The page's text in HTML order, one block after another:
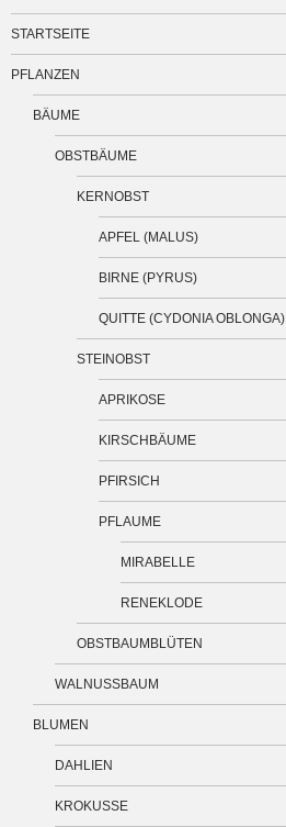
STARTSEITE
PFLANZEN
BÄUME
OBSTBÄUME
KERNOBST
APFEL (MALUS)
BIRNE (PYRUS)
QUITTE (CYDONIA OBLONGA)
STEINOBST
APRIKOSE
KIRSCHBÄUME
PFIRSICH
PFLAUME
MIRABELLE
RENEKLODE
OBSTBAUMBLÜTEN
WALNUSSBAUM
BLUMEN
DAHLIEN
KROKUSSE